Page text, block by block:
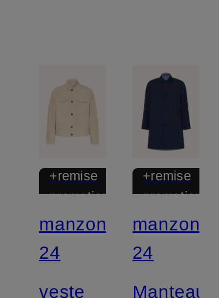
+remise
promotionnelle
manzoni
24
veste
+remise
manzoni
24
Manteau